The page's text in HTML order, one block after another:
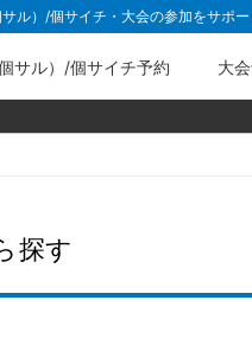
）/個サイチ・大会の参加をサポー
サル）/個サイチ予約 大
探す